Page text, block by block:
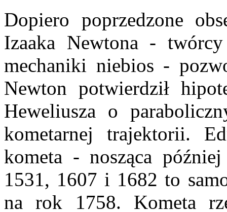
Dopiero poprzedzone
Izaaka Newtona -
mechaniki niebios -
Newton potwierdził
Heweliusza o
kometarnej trajektorii.
kometa - nosząca
1531, 1607 i 1682 to
na rok 1758. Kometa